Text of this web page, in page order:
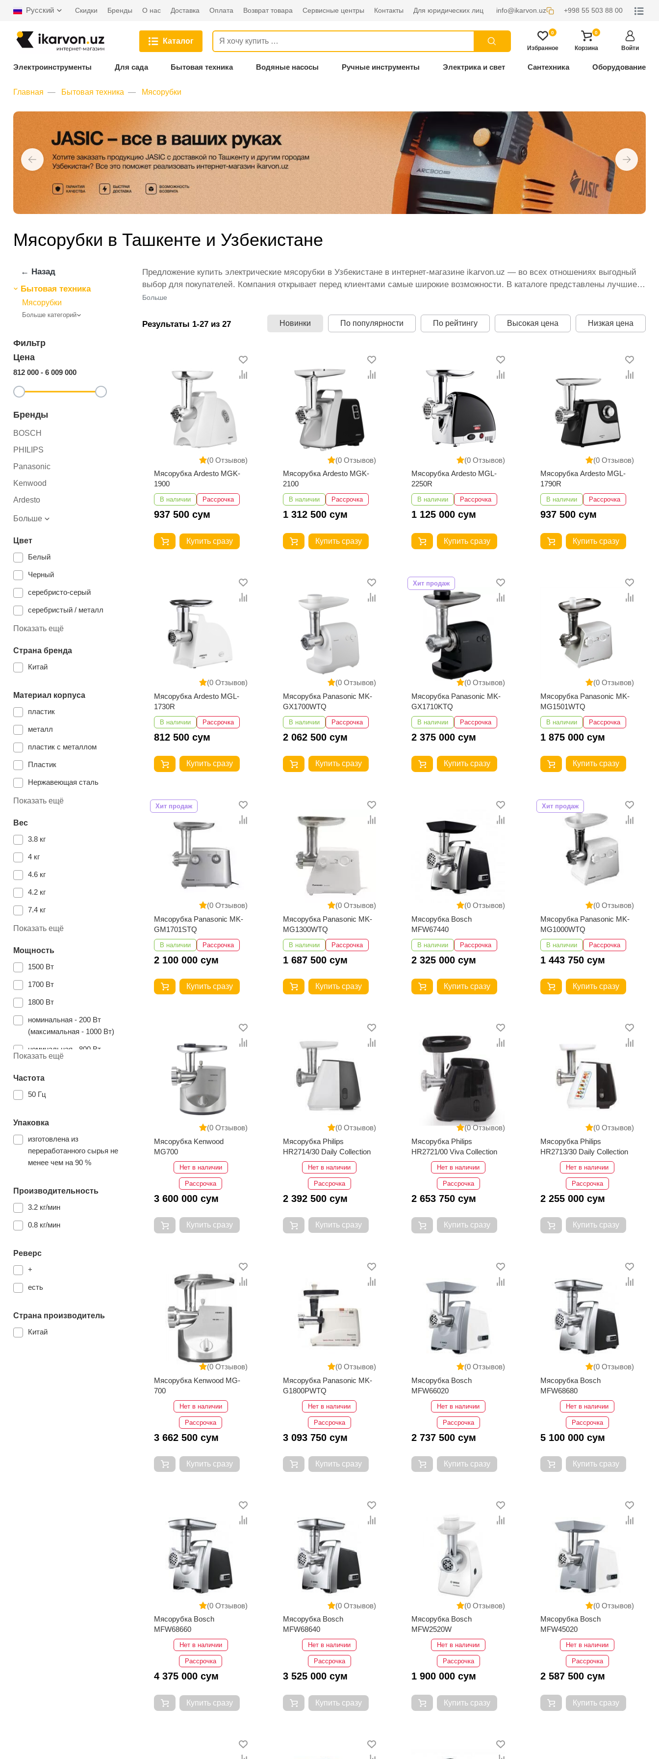
Русский Скидки Бренды О нас Доставка Оплата Возврат товара Сервисные центры Контакты Для юридических лиц info@ikarvon.uz +998 55 503 88 00
Каталог
0
Избранное
0
Корзина Войти
Электроинструменты Для сада Бытовая техника Водяные насосы Ручные инструменты Электрика и свет Сантехника Оборудование
Главная Бытовая техника Мясорубки
Мясорубки в Ташкенте и Узбекистане
← Назад
Бытовая техника
Мясорубки
Больше категорий
Фильтр
Цена
812 000 - 6 009 000
Бренды
BOSCH
PHILIPS
Panasonic
Kenwood
Ardesto
Больше
Цвет
Белый
Черный
серебристо-серый
серебристый / металл
Показать ещё
Страна бренда
Китай
Материал корпуса
пластик
металл
пластик с металлом
Пластик
Нержавеющая сталь
пластик/металл
Показать ещё
Вес
3.8 кг
4 кг
4.6 кг
4.2 кг
7.4 кг
3 кг
6.7
3
2.8
Показать ещё
Мощность
1500 Вт
1700 Вт
1800 Вт
номинальная - 200 Вт
(максимальная - 1000 Вт)
номинальная - 800 Вт
(максимальная - 2000 Вт)
1900 Вт
Показать ещё
Частота
50 Гц
Упаковка
изготовлена из
переработанного сырья не
менее чем на 90 %
Производительность
3.2 кг/мин
0.8 кг/мин
Реверс
+
есть
Страна производитель
Китай
Предложение купить электрические мясорубки в Узбекистане в интернет-магазине ikarvon.uz — во всех отношениях выгодный
выбор для покупателей. Компания открывает перед клиентами самые широкие возможности. В каталоге представлены лучшие
модели от Panasonic, Bosch, Kenwood и других известных производителей. У нас можно приобрести электромясорубки оптом,
проводим акции, позволяющие сокращать расходы покупателей. При этом в нашем интернет-магазине предлагаются
минимальные для Ташкента цены на электрические мясорубки.
Больше
Результаты 1-27 из 27 Новинки По популярности По рейтингу Высокая цена Низкая цена
(0 Отзывов)
Мясорубка Ardesto MGK-
1900
В наличии Рассрочка
937 500 сум
Купить сразу
(0 Отзывов)
Мясорубка Ardesto MGK-
2100
В наличии Рассрочка
1 312 500 сум
Купить сразу
(0 Отзывов)
Мясорубка Ardesto MGL-
2250R
В наличии Рассрочка
1 125 000 сум
Купить сразу
(0 Отзывов)
Мясорубка Ardesto MGL-
1790R
В наличии Рассрочка
937 500 сум
Купить сразу
(0 Отзывов)
Мясорубка Ardesto MGL-
1730R
В наличии Рассрочка
812 500 сум
Купить сразу
(0 Отзывов)
Мясорубка Panasonic MK-
GX1700WTQ
В наличии Рассрочка
2 062 500 сум
Купить сразу
(0 Отзывов)
Хит продаж
Мясорубка Panasonic MK-
GX1710KTQ
В наличии Рассрочка
2 375 000 сум
Купить сразу
(0 Отзывов)
Мясорубка Panasonic MK-
MG1501WTQ
В наличии Рассрочка
1 875 000 сум
Купить сразу
(0 Отзывов)
Хит продаж
Мясорубка Panasonic MK-
GM1701STQ
В наличии Рассрочка
2 100 000 сум
Купить сразу
(0 Отзывов)
Мясорубка Panasonic MK-
MG1300WTQ
В наличии Рассрочка
1 687 500 сум
Купить сразу
(0 Отзывов)
Мясорубка Bosch
MFW67440
В наличии Рассрочка
2 325 000 сум
Купить сразу
(0 Отзывов)
Хит продаж
Мясорубка Panasonic MK-
MG1000WTQ
В наличии Рассрочка
1 443 750 сум
Купить сразу
(0 Отзывов)
Мясорубка Kenwood
MG700
Нет в наличии
Рассрочка
3 600 000 сум
Купить сразу
(0 Отзывов)
Мясорубка Philips
HR2714/30 Daily Collection
Нет в наличии
Рассрочка
2 392 500 сум
Купить сразу
(0 Отзывов)
Мясорубка Philips
HR2721/00 Viva Collection
Нет в наличии
Рассрочка
2 653 750 сум
Купить сразу
(0 Отзывов)
Мясорубка Philips
HR2713/30 Daily Collection
Нет в наличии
Рассрочка
2 255 000 сум
Купить сразу
(0 Отзывов)
Мясорубка Kenwood MG-
700
Нет в наличии
Рассрочка
3 662 500 сум
Купить сразу
(0 Отзывов)
Мясорубка Panasonic MK-
G1800PWTQ
Нет в наличии
Рассрочка
3 093 750 сум
Купить сразу
(0 Отзывов)
Мясорубка Bosch
MFW66020
Нет в наличии
Рассрочка
2 737 500 сум
Купить сразу
(0 Отзывов)
Мясорубка Bosch
MFW68680
Нет в наличии
Рассрочка
5 100 000 сум
Купить сразу
(0 Отзывов)
Мясорубка Bosch
MFW68660
Нет в наличии
Рассрочка
4 375 000 сум
Купить сразу
(0 Отзывов)
Мясорубка Bosch
MFW68640
Нет в наличии
Рассрочка
3 525 000 сум
Купить сразу
(0 Отзывов)
Мясорубка Bosch
MFW2520W
Нет в наличии
Рассрочка
1 900 000 сум
Купить сразу
(0 Отзывов)
Мясорубка Bosch
MFW45020
Нет в наличии
Рассрочка
2 587 500 сум
Купить сразу